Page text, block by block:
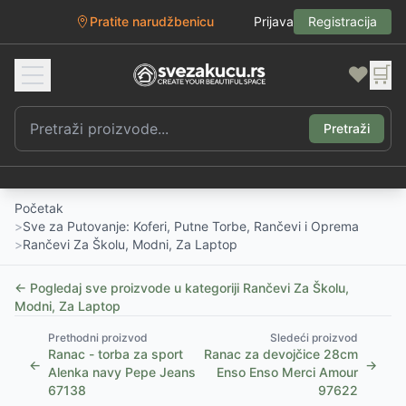
Pratite narudžbenicu Prijava Registracija
❤️ 🛒
Pretraži
Početak
>Sve za Putovanje: Koferi, Putne Torbe, Rančevi i Oprema
>Rančevi Za Školu, Modni, Za Laptop
← Pogledaj sve proizvode u kategoriji Rančevi Za Školu,
Modni, Za Laptop
←
Prethodni proizvod
Ranac - torba za sport
Alenka navy Pepe Jeans
67138
Sledeći proizvod
Ranac za devojčice 28cm
Enso Enso Merci Amour
97622
→